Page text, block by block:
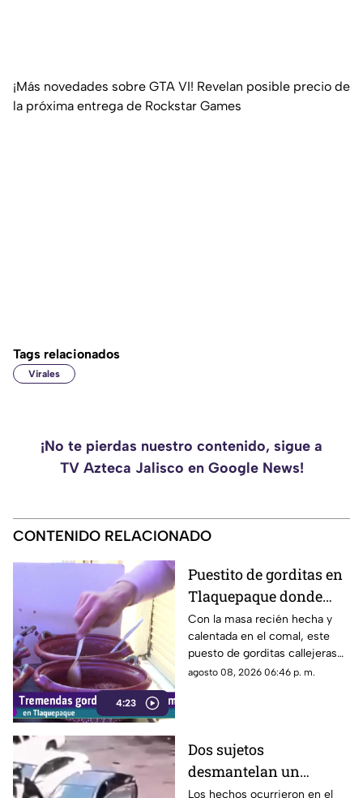
¡Más novedades sobre GTA VI! Revelan posible precio de
la próxima entrega de Rockstar Games
Tags relacionados
Virales
¡No te pierdas nuestro contenido, sigue a
TV Azteca Jalisco en Google News!
CONTENIDO RELACIONADO
4:23
Puestito de gorditas en
Tlaquepaque donde
una nunca es suficiente
Con la masa recién hecha y
calentada en el comal, este
puesto de gorditas callejeras
en Tlaquepaque promete
agosto 08, 2026 06:46 p. m.
Dos sujetos
desmantelan un
vehículo a plena luz del
Los hechos ocurrieron en el